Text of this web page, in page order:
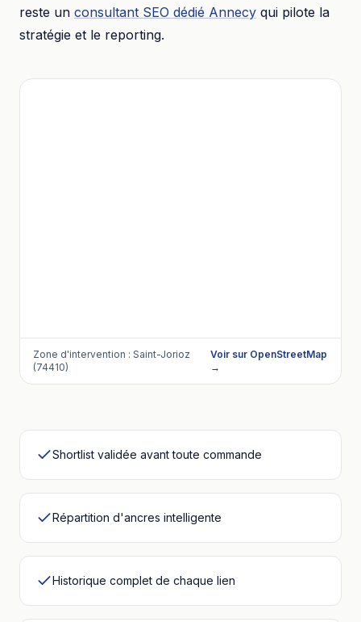
reste un consultant SEO dédié Annecy qui pilote la
stratégie et le reporting.
Zone d'intervention : Saint-Jorioz
(74410)
Voir sur OpenStreetMap
→
Shortlist validée avant toute commande
Répartition d'ancres intelligente
Historique complet de chaque lien